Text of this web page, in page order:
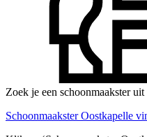
Zoek je een schoonmaakster
Schoonmaakster Oostkapelle